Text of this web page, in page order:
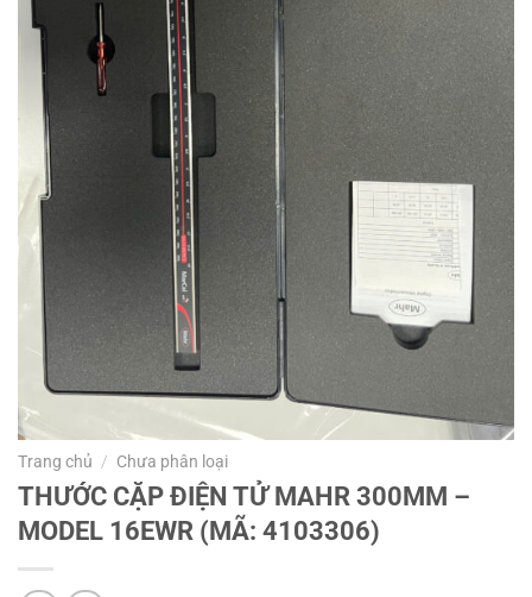
Trang chủ / Chưa phân loại
THƯỚC CẶP ĐIỆN TỬ MAHR 300MM –
MODEL 16EWR (MÃ: 4103306)